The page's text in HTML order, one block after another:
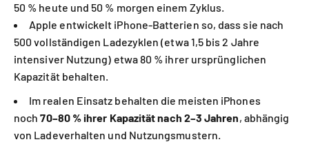
50 % heute und 50 % morgen einem Zyklus.
Apple entwickelt iPhone-Batterien so, dass sie nach
500 vollständigen Ladezyklen (etwa 1,5 bis 2 Jahre
intensiver Nutzung) etwa 80 % ihrer ursprünglichen
Kapazität behalten.
Im realen Einsatz behalten die meisten iPhones
noch 70–80 % ihrer Kapazität nach 2–3 Jahren, abhängig
von Ladeverhalten und Nutzungsmustern.